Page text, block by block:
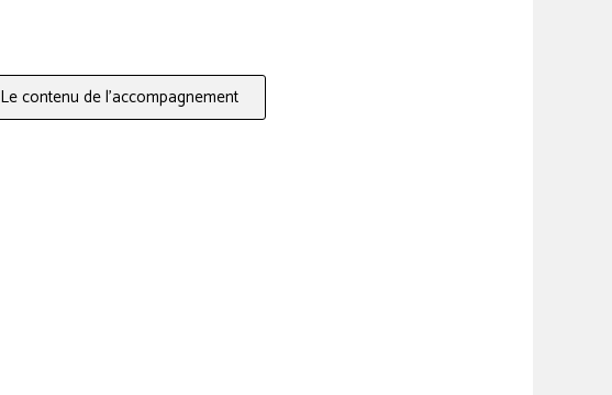
Le contenu de l'accompagnement